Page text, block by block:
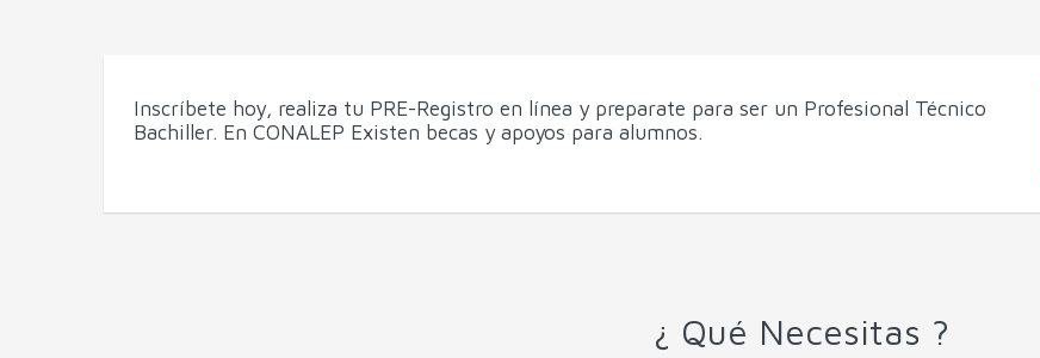
Inscríbete hoy, realiza tu PRE-Registro en línea y preparate para ser un Profesional Técnico
Bachiller. En CONALEP Existen becas y apoyos para alumnos.
¿ Qué Necesitas ?